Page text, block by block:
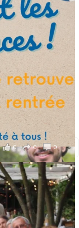
Instagram
2026
les générations
investissez pour
!
bachelors, des
technologique et
pro
0 0 0
/ travaillant
convivial de